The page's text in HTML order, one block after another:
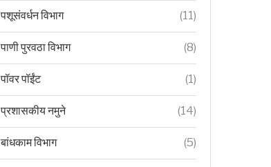
पशूसंवर्धन विभाग (11)
पाणी पुरवठा विभाग (8)
पॉवर पॉईंट (1)
प्रशासकीय नमुने (14)
बांधकाम विभाग (5)